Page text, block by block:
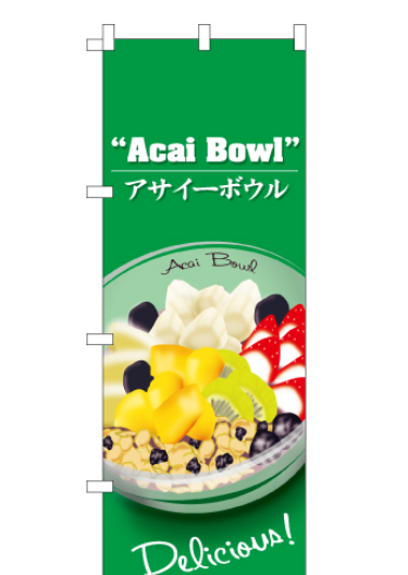
注目キーワード
CATEGORY
飲食 住まい・暮らし
イベント・季節 不動産・建築
カルチャー・教養 娯楽
車・バイク関連 その他
OTHER ITEMS
ご利用ガイド トップ
既製デザイン商品注文方法
料金一覧
お届け納期と配送方法
お支払方法
初めての方へ
初めての方へ トップ
お客様の声
よくある質問
オリジナルオーダー制作事例